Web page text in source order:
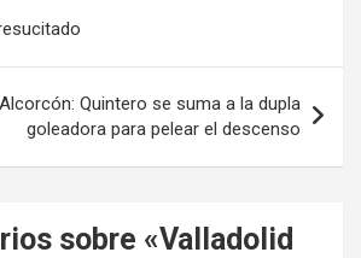
Quintero se suma a la dupla
goleadora para pelear el descenso
sobre «Valladolid